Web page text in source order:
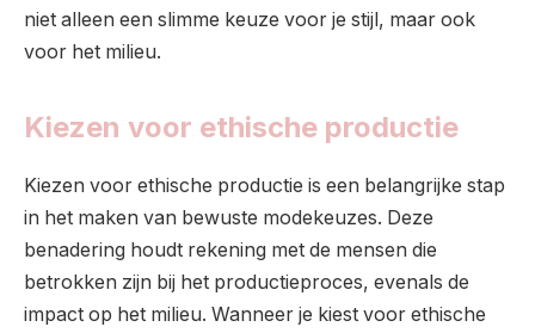
niet alleen een slimme keuze voor je stijl, maar ook
voor het milieu.
Kiezen voor ethische productie
Kiezen voor ethische productie is een belangrijke stap
in het maken van bewuste modekeuzes. Deze
benadering houdt rekening met de mensen die
betrokken zijn bij het productieproces, evenals de
impact op het milieu. Wanneer je kiest voor ethische